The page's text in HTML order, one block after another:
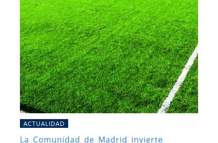
ACTUALIDAD
La Comunidad de Madrid invierte